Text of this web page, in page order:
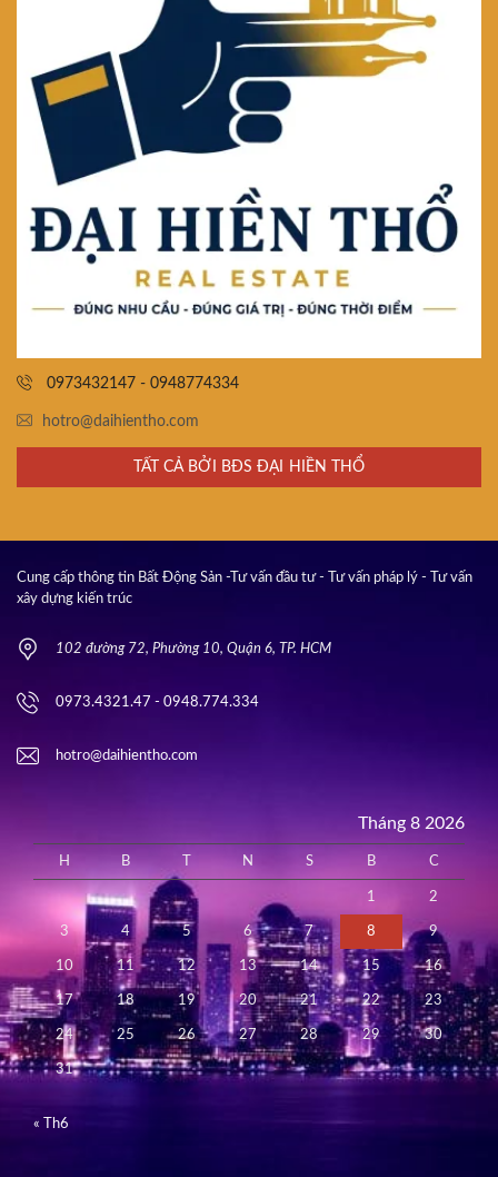
0973432147 - 0948774334
hotro@daihientho.com
TẤT CẢ BỞI BĐS ĐẠI HIỀN THỔ
Cung cấp thông tin Bất Động Sản -Tư vấn đầu tư - Tư vấn pháp lý - Tư vấn
xây dựng kiến trúc
102 đường 72, Phường 10, Quận 6, TP. HCM
0973.4321.47 - 0948.774.334
hotro@daihientho.com
Tháng 8 2026
H B N S B C
1 2
3 4 5 6 7 8 9
10 11 12 13 14 15 16
17 18 19 20 21 22 23
24 25 26 27 28 29 30
31
« Th6